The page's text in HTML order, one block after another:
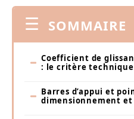
SOMMAIRE
Coefficient de
: le critère technique
Barres d’appui et
dimensionnement et